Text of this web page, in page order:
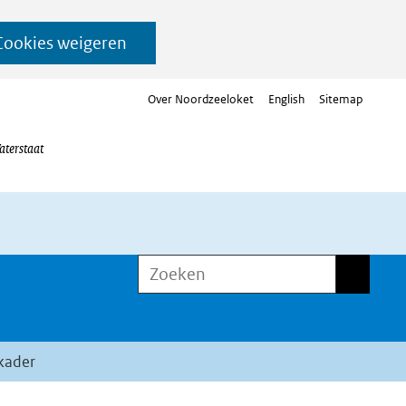
weigeren
Over Noordzeeloket English Sitemap
Zoeken